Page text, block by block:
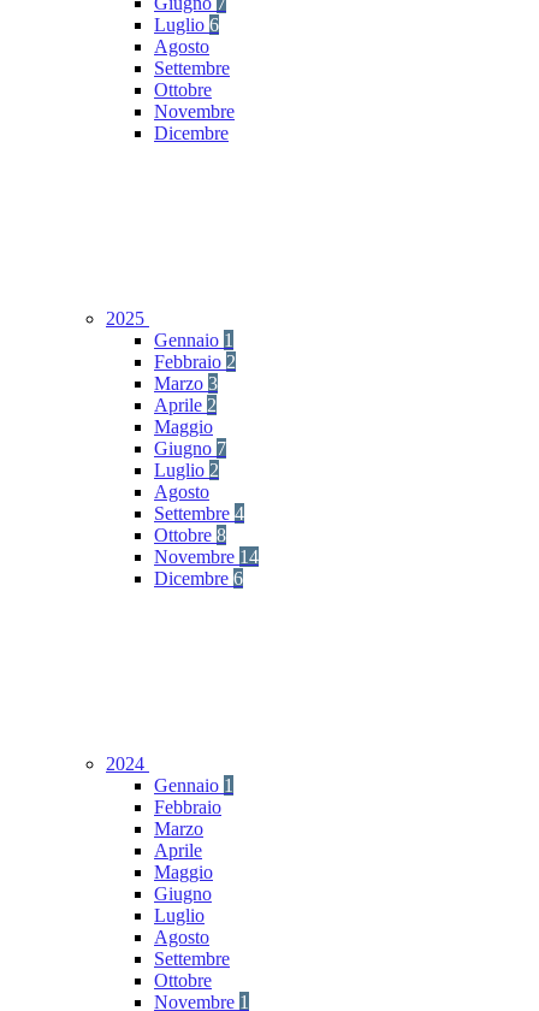
Luglio 6
Agosto
Settembre
Ottobre
Novembre
Dicembre
2025
Gennaio 1
Febbraio 2
Marzo 3
Aprile 2
Maggio
Giugno 7
Luglio 2
Agosto
Settembre 4
Ottobre 8
Novembre 14
Dicembre 6
2024
Gennaio 1
Febbraio
Marzo
Aprile
Maggio
Giugno
Luglio
Agosto
Settembre
Ottobre
Novembre 1